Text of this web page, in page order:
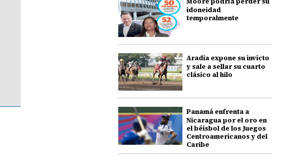
idoneidad
temporalmente
Aradia expone su invicto
y sale a sellar su cuarto
clásico al hilo
Panamá enfrenta a
Nicaragua por el oro en
el béisbol de los Juegos
Centroamericanos y del
Caribe